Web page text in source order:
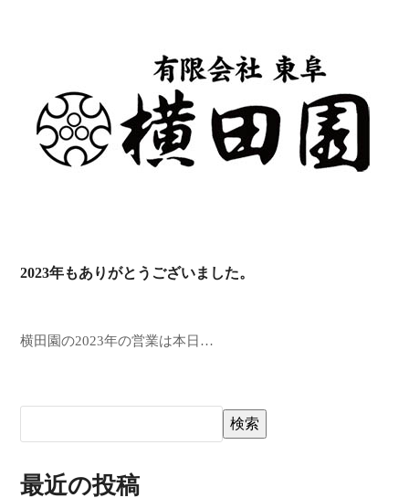
2023年もありがとうございました。
横田園の2023年の営業は本日…
検索
最近の投稿